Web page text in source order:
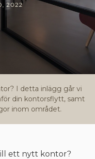
2022
I detta inlägg går vi
din kontorsflytt, samt
inom området.
ett nytt kontor?